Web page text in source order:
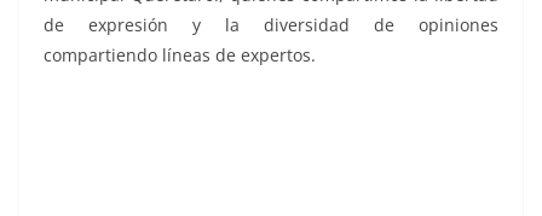
de expresión y la diversidad de opiniones
compartiendo líneas de expertos.